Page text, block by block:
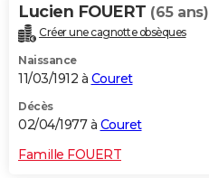
Lucien FOUERT (65 ans)
Créer une cagnotte obsèques
Naissance
11/03/1912 à Couret
Décès
02/04/1977 à Couret
Famille FOUERT